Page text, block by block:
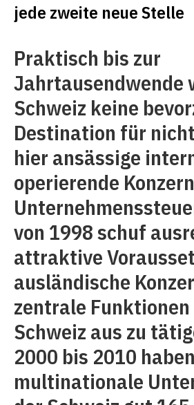
jede zweite neue Stelle
Praktisch bis zur
Jahrtausendwende
Schweiz keine
Destination für
hier ansässige
operierende
von 1998 schuf
attraktive
ausländische
zentrale Funktionen
Schweiz aus zu
2000 bis 2010 haben
multinationale